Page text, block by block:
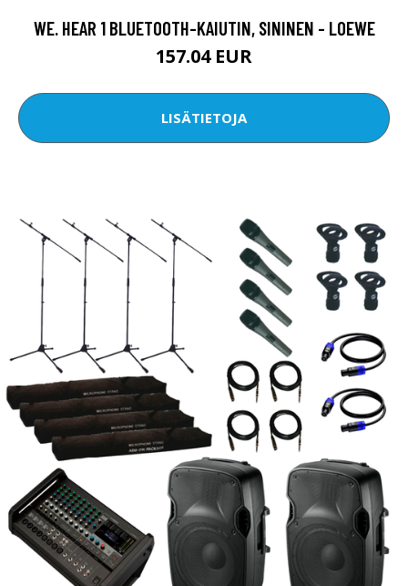
WE. HEAR 1 BLUETOOTH-KAIUTIN, SININEN - LOEWE
157.04 EUR
LISÄTIETOJA